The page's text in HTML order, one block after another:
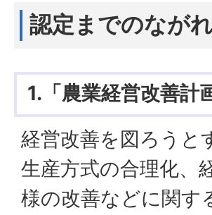
認定までのなが
1.「農業経営改善計
経営改善を図ろうと
生産方式の合理化、
様の改善などに関す